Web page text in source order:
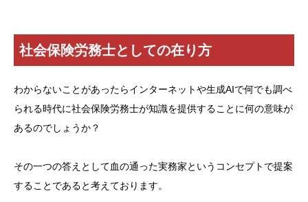
社会保険労務士としての在り方
わからないことがあったらインターネットや生成AIで何でも調べ
られる時代に社会保険労務士が知識を提供することに何の意味が
あるのでしょうか？
その一つの答えとして血の通った実務家というコンセプトで提案
することであると考えております。